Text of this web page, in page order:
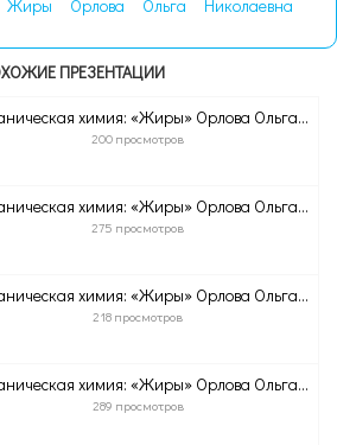
Жиры Орлова Ольга
Николаевна
ПРЕЗЕНТАЦИИ
химия: «Жиры» Орлова Ольга...
200 просмотров
химия: «Жиры» Орлова Ольга...
275 просмотров
химия: «Жиры» Орлова Ольга...
218 просмотров
химия: «Жиры» Орлова Ольга...
289 просмотров